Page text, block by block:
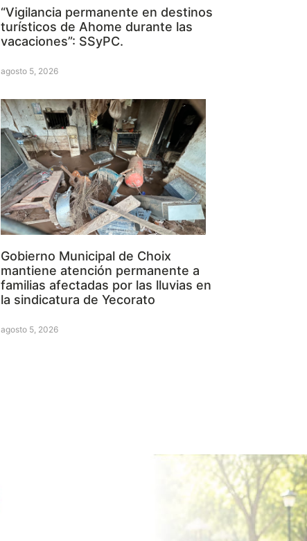
“Vigilancia permanente en destinos
turísticos de Ahome durante las
vacaciones”: SSyPC.
agosto 5, 2026
Gobierno Municipal de Choix
mantiene atención permanente a
familias afectadas por las lluvias en
la sindicatura de Yecorato
agosto 5, 2026